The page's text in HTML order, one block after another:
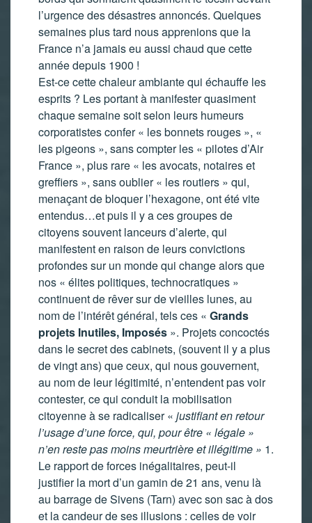
l’urgence des désastres annoncés. Quelques
semaines plus tard nous apprenions que la
France n’a jamais eu aussi chaud que cette
année depuis 1900 !
Est-ce cette chaleur ambiante qui échauffe les
esprits ? Les portant à manifester quasiment
chaque semaine soit selon leurs humeurs
corporatistes confer « les bonnets rouges », «
les pigeons », sans compter les « pilotes d’Air
France », plus rare « les avocats, notaires et
greffiers », sans oublier « les routiers » qui,
menaçant de bloquer l’hexagone, ont été vite
entendus…et puis il y a ces groupes de
citoyens souvent lanceurs d’alerte, qui
manifestent en raison de leurs convictions
profondes sur un monde qui change alors que
nos « élites politiques, technocratiques »
continuent de rêver sur de vieilles lunes, au
nom de l’intérêt général, tels ces « Grands
projets Inutiles, Imposés ». Projets concoctés
dans le secret des cabinets, (souvent il y a plus
de vingt ans) que ceux, qui nous gouvernent,
au nom de leur légitimité, n’entendent pas voir
contester, ce qui conduit la mobilisation
citoyenne à se radicaliser « justifiant en retour
l’usage d’une force, qui, pour être « légale »
n’en reste pas moins meurtrière et illégitime » 1.
Le rapport de forces inégalitaires, peut-il
justifier la mort d’un gamin de 21 ans, venu là
au barrage de Sivens (Tarn) avec son sac à dos
et la candeur de ses illusions : celles de voir